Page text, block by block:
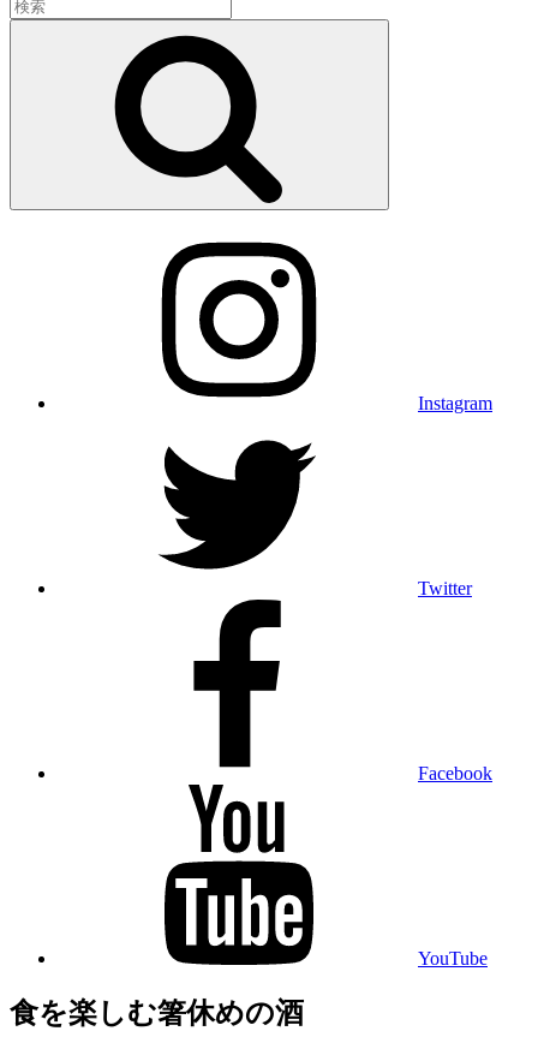
検
索:
Instagram
Twitter
Facebook
YouTube
食を楽しむ箸休めの酒